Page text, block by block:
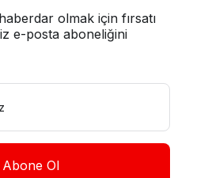
olmak için fırsatı
e-posta aboneliğini